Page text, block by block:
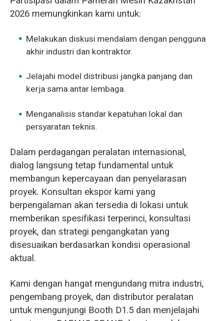
2026 memungkinkan kami untuk:
Melakukan diskusi mendalam dengan pengguna
akhir industri dan kontraktor.
Jelajahi model distribusi jangka panjang dan
kerja sama antar lembaga.
Menganalisis standar kepatuhan lokal dan
persyaratan teknis.
Dalam perdagangan peralatan internasional,
dialog langsung tetap fundamental untuk
membangun kepercayaan dan penyelarasan
proyek. Konsultan ekspor kami yang
berpengalaman akan tersedia di lokasi untuk
memberikan spesifikasi terperinci, konsultasi
proyek, dan strategi pengangkatan yang
disesuaikan berdasarkan kondisi operasional
aktual.
Kami dengan hangat mengundang mitra industri,
pengembang proyek, dan distributor peralatan
untuk mengunjungi Booth D1.5 dan menjelajahi